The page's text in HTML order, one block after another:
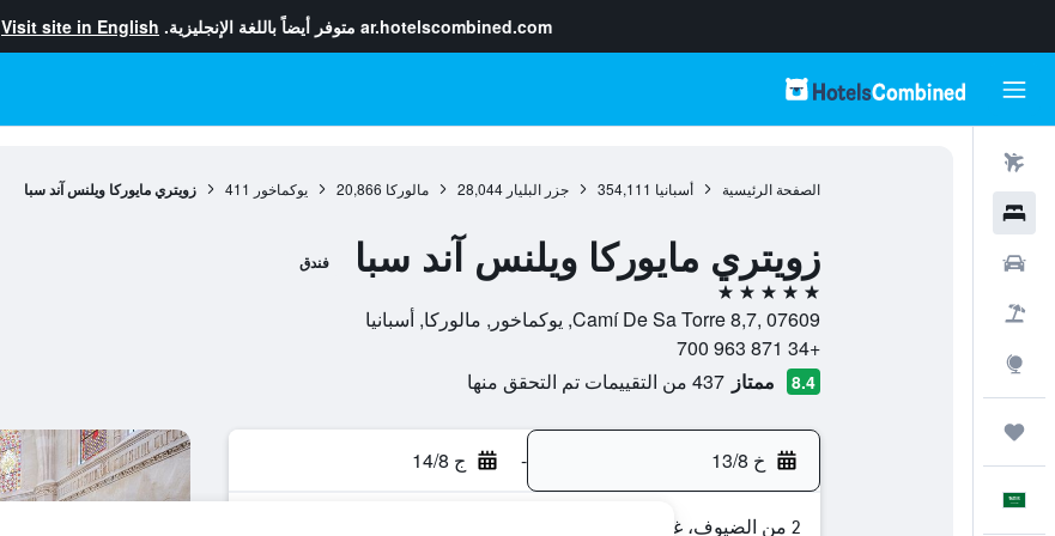
ar.hotelscombined.com متوفر أيضاً باللغة الإنجليزية. Visit site in English
الصفحة الرئيسية أسبانيا 354,111 جزر البليار 28,044 مالوركا 20,866 يوكماخور 411 زويتري مايوركا ويلنس آند سبا
زويتري مايوركا ويلنس آند سبا فندق
5 نجوم
Camí De Sa Torre 8,7, 07609, يوكماخور, مالوركا, أسبانيا
+34 871 963 700
8.4 ممتاز 437 من التقييمات تم التحقق منها
خ 13/8 - ج 14/8
2 من الضيوف، غرفة واحدة